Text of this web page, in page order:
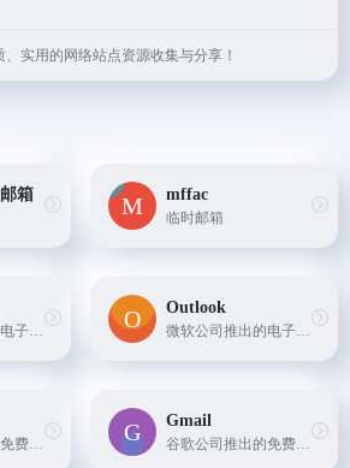
实用的网络站点资源收集与分享！
箱 mffac
临时邮箱
搜狐公司推出的电子邮件服务，提供免费和付费的邮箱服务，支持多种附件和功能。
Outlook
微软公司推出的电子邮件服务，提供免费和付费的邮箱服务，支持多种附件和功能，同时提供日历、任务、联系人管理等协作工具。
中国电信提供的免费邮箱服务，支持多种附件和功能，同时提供大容量邮箱、企业邮箱等解决方案。
Gmail
谷歌公司推出的免费电子邮件服务，提供大容量邮箱、标签、过滤器等功能，是全球使用最广泛的电子邮件服务之一。